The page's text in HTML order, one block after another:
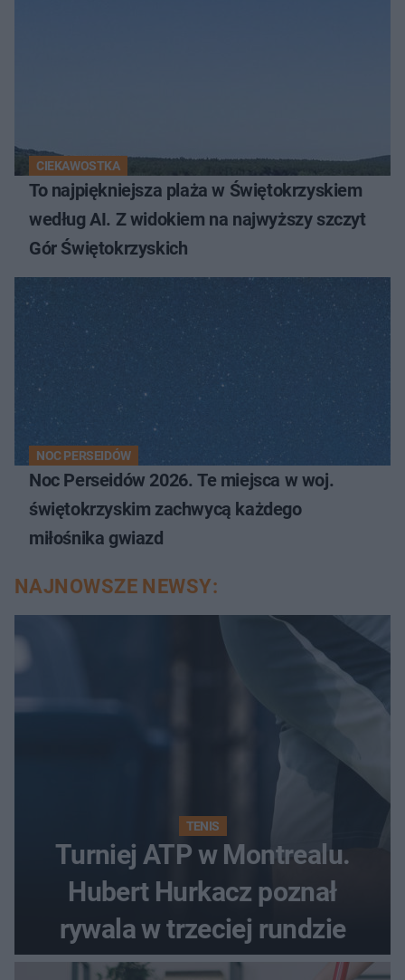
CIEKAWOSTKA
To najpiękniejsza plaża w Świętokrzyskiem
według AI. Z widokiem na najwyższy szczyt
Gór Świętokrzyskich
NOC PERSEIDÓW
Noc Perseidów 2026. Te miejsca w woj.
świętokrzyskim zachwycą każdego
miłośnika gwiazd
NAJNOWSZE NEWSY:
TENIS
Turniej ATP w Montrealu.
Hubert Hurkacz poznał
rywala w trzeciej rundzie